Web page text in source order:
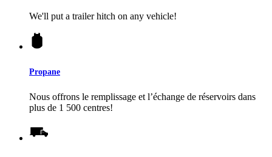
We'll put a trailer hitch on any vehicle!
Propane
Nous offrons le remplissage et l’échange de réservoirs dans
plus de 1 500 centres!